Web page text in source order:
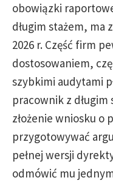
obowiązki
długim stażem, ma
2026 r. Część firm
dostosowaniem,
szybkimi audytami
pracownik z
złożenie wniosku o
przygotowywać
pełnej wersji
odmówić mu